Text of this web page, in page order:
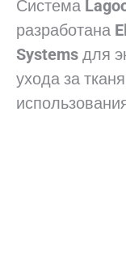
Система
разработана
Systems для
ухода за